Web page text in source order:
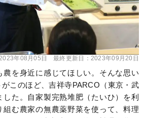
年08月05日 最終更新日： 2023年09月20日
農を身近に感じてほしい。そんな思い
このほど、吉祥寺PARCO（東京・武
た。自家製完熟堆肥（たいひ）を利
組む農家の無農薬野菜を使って、料理